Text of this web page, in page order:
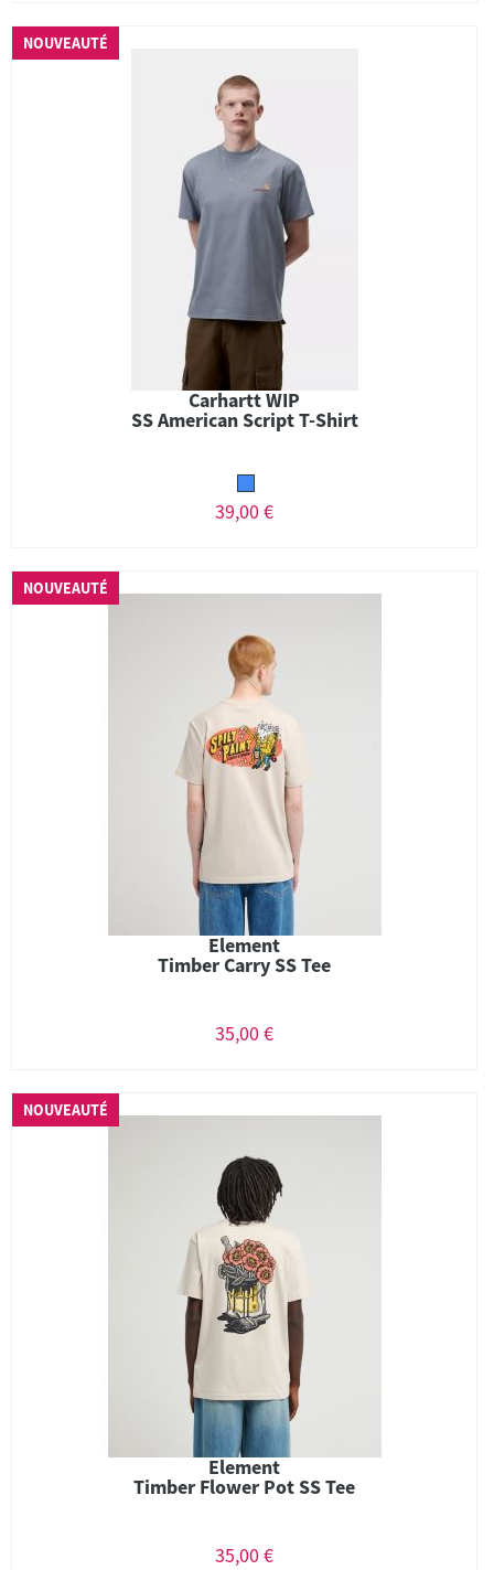
NOUVEAUTÉ
Carhartt WIP
SS American Script T-Shirt
39,00 €
NOUVEAUTÉ
Element
Timber Carry SS Tee
35,00 €
NOUVEAUTÉ
Element
Timber Flower Pot SS Tee
35,00 €